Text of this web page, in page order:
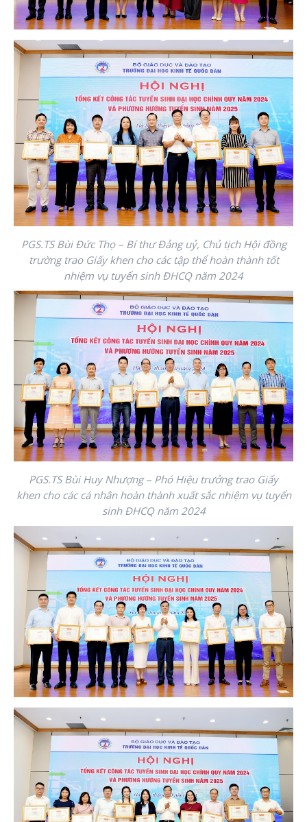
PGS.TS Bùi Đức Thọ – Bí thư Đảng uỷ, Chủ tịch Hội đồng
trường trao Giấy khen cho các tập thể hoàn thành tốt
nhiệm vụ tuyển sinh ĐHCQ năm 2024
PGS.TS Bùi Huy Nhượng – Phó Hiệu trưởng trao Giấy
khen cho các cá nhân hoàn thành xuất sắc nhiệm vụ tuyển
sinh ĐHCQ năm 2024